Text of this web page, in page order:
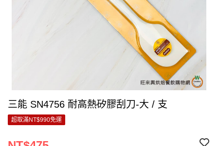
三能 SN4756 耐高熱矽膠刮刀-大 / 支
超取滿NT$990免運